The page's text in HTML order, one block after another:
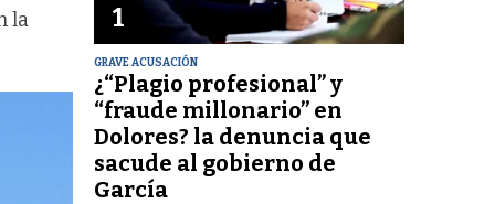
la
1
GRAVE ACUSACIÓN
¿“Plagio profesional” y
“fraude millonario” en
Dolores? la denuncia que
sacude al gobierno de
García